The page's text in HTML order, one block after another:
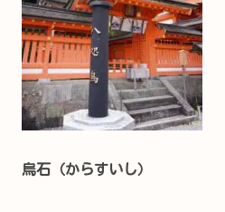
烏石（からすいし）